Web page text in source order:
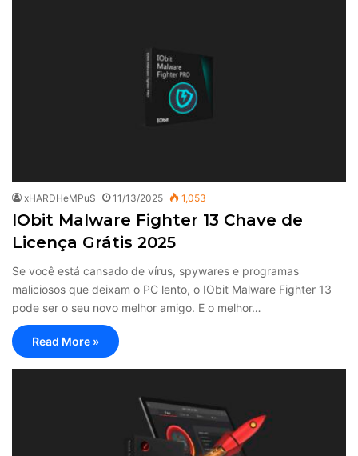
xHARDHeMPuS 11/13/2025 1,053
IObit Malware Fighter 13 Chave de
Licença Grátis 2025
Se você está cansado de vírus, spywares e programas
maliciosos que deixam o PC lento, o IObit Malware Fighter 13
pode ser o seu novo melhor amigo. E o melhor…
Read More »